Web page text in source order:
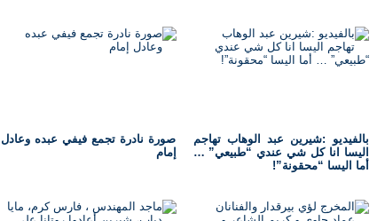
بالفيديو :شيرين عبد الوهاب تهاجم
اليسا انا كل شي عندي “طبيعي” …
أما اليسا “محقونة”!
صورة نادرة تجمع فيفي عبده وعادل
إمام